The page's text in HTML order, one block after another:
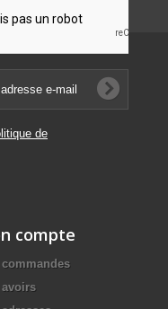
de
compte
commandes
avoirs